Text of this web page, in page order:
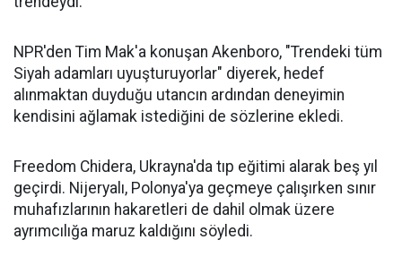
NPR'den Tim Mak'a konuşan Akenboro, "Trendeki tüm
Siyah adamları uyuşturuyorlar" diyerek, hedef
alınmaktan duyduğu utancın ardından deneyimin
kendisini ağlamak istediğini de sözlerine ekledi.
Freedom Chidera, Ukrayna'da tıp eğitimi alarak beş yıl
geçirdi. Nijeryalı, Polonya'ya geçmeye çalışırken sınır
muhafızlarının hakaretleri de dahil olmak üzere
ayrımcılığa maruz kaldığını söyledi.